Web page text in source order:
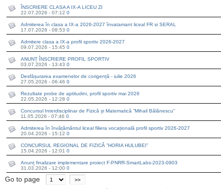
ÎNSCRIERE CLASA A IX-A LICEU ZI
22.07.2026 - 07:12 0
Admiterea în clasa a IX-a 2026-2027 învatamant liceal FR si SERAL
17.07.2026 - 08:53 0
Admitere clasa a IX-a profil sportiv 2026-2027
09.07.2026 - 15:45 0
ANUNȚ ÎNSCRIERE PROFIL SPORTIV
03.07.2026 - 13:43 0
Desfășurarea examenelor de corigență - iulie 2026
27.05.2026 - 06:46 0
Rezultate probe de aptitudini, profil sportiv mai 2026
22.05.2026 - 12:28 0
Concursul Interdisciplinar de Fizică și Matematică ”Mihail Bălănescu”
11.05.2026 - 07:46 0
Admiterea în învățământul liceal filiera vocațională profil sportiv 2026-2027
20.04.2026 - 15:12 0
CONCURSUL REGIONAL DE FIZICĂ ”HORIA HULUBEI”
15.04.2026 - 12:01 0
Anunț finalizare implementare proiect F-PNRR-SmartLabs-2023-0903
31.03.2026 - 12:00 0
Go to page >>